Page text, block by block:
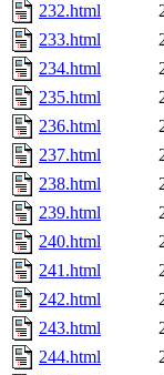
232.html
233.html
234.html
235.html
236.html
237.html
238.html
239.html
240.html
241.html
242.html
243.html
244.html